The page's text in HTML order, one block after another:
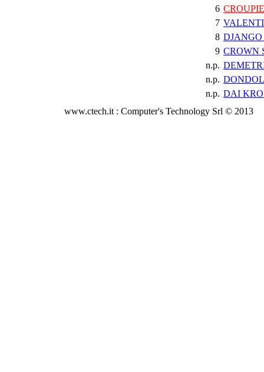
6
7
8 DJANGO
9 CROWN
n.p.
n.p.
n.p. DAI
www.ctech.it : Computer's Technology Srl © 2013